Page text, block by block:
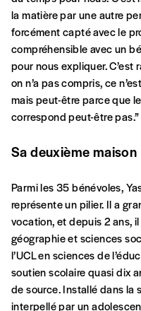
Les mots de passe
confirmation et
Imag”.
NB: Vous pouvez
financièrement à
avoir reçu plusieurs
volonté de soutenir
NOS
la matière par une autre
forcément capté avec le
compréhensible avec un
pour nous expliquer.
on n’a pas compris, ce
mais peut-être parce que
correspond peut-être pas.”
Sa deuxième maison
Parmi les 35 bénévoles,
représente un pilier. Il a
vocation, et depuis 2 ans,
géographie et sciences
l’UCL en sciences de
soutien scolaire quasi dix
de source. Installé dans la
interpellé par un